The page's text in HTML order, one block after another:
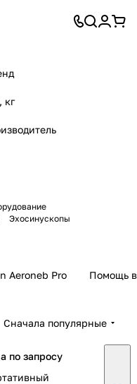
кг
Эхосинускопы
Aeroneb Pro Помощь
Сначала популярные
по запросу